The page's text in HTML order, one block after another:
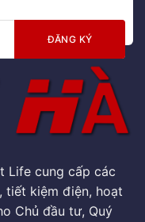
Life cung cấp các
tiết kiệm điện, hoạt
Chủ đầu tư, Quý